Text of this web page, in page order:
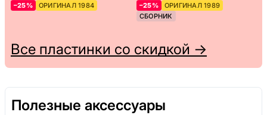
–25% ОРИГИНАЛ 1984 –25%
ОРИГИНАЛ 1989
СБОРНИК
Все пластинки со скидкой →
Полезные аксессуары